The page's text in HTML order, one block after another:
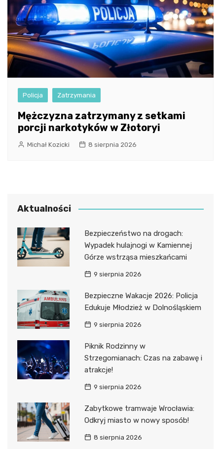
Policja Zatrzymania
Mężczyzna zatrzymany z setkami
porcji narkotyków w Złotoryi
Michał Kozicki 8 sierpnia 2026
Aktualności
Bezpieczeństwo na drogach:
Wypadek hulajnogi w Kamiennej
Górze wstrząsa mieszkańcami
9 sierpnia 2026
Bezpieczne Wakacje 2026: Policja
Edukuje Młodzież w Dolnośląskiem
9 sierpnia 2026
Piknik Rodzinny w
Strzegomianach: Czas na zabawę i
atrakcje!
9 sierpnia 2026
Zabytkowe tramwaje Wrocławia:
Odkryj miasto w nowy sposób!
8 sierpnia 2026